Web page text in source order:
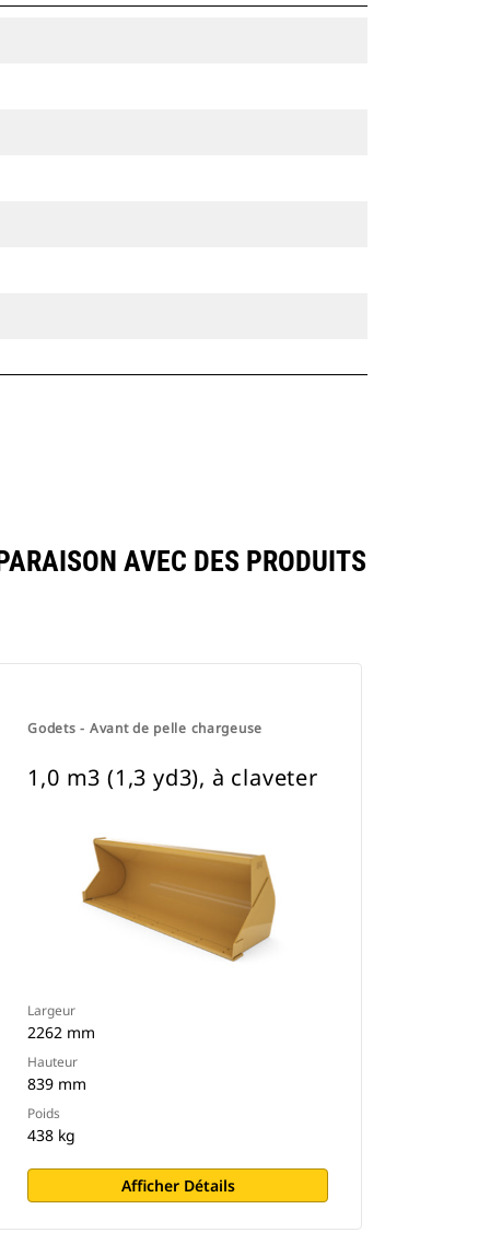
AVEC DES PRODUITS
Godets - Avant de pelle chargeuse
1,0 m3 (1,3 yd3), à claveter
Largeur
2262 mm
Hauteur
839 mm
Poids
438 kg
Afficher Détails